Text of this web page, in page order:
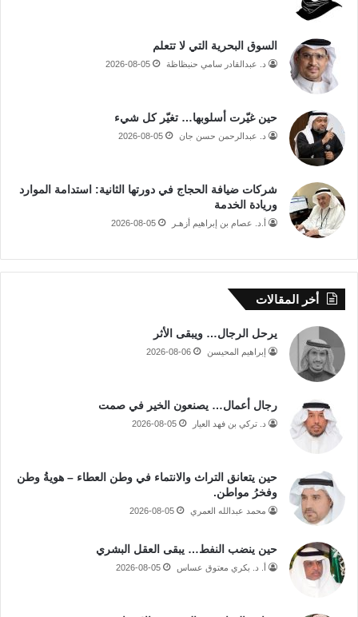
السوق البحرية التي لا تتعلم
د. عبدالقادر سامي حنبظاظة 2026-08-05
حين غيّرت أسلوبها… تغيّر كل شيء
د. عبدالرحمن حسن جان 2026-08-05
شركات ضيافة الحجاج في دورتها الثانية: استدامة الموارد
وريادة الخدمة
أ.د. عصام بن إبراهيم أزهـر 2026-08-05
أخر المقالات
يرحل الرجال… ويبقى الأثر
إبراهيم المحيسن 2026-08-06
رجال أعمال… يصنعون الخير في صمت
د. تركي بن فهد العيار 2026-08-05
حين يتعانق التراث والانتماء في وطن العطاء – هويةُ وطن
وفخرُ مواطن.
محمد عبدالله العمري 2026-08-05
حين ينضب النفط… يبقى العقل البشري
أ. د. بكري معتوق عساس 2026-08-05